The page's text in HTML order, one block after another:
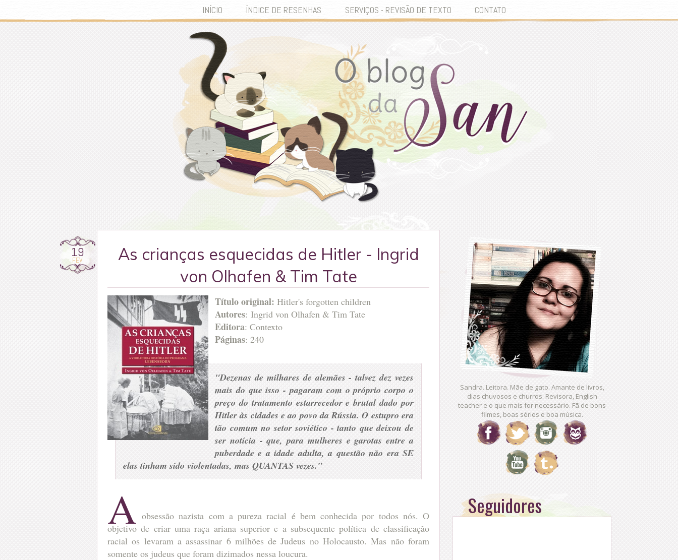
INÍCIO ÍNDICE DE RESENHAS SERVIÇOS - REVISÃO DE TEXTO CONTATO
19
FEV
As crianças esquecidas de Hitler - Ingrid
von Olhafen & Tim Tate
Título original: Hitler's forgotten children
Autores: Ingrid von Olhafen & Tim Tate
Editora: Contexto
Páginas: 240
"Dezenas de milhares de alemães - talvez dez vezes
mais do que isso - pagaram com o próprio corpo o
preço do tratamento estarrecedor e brutal dado por
Hitler às cidades e ao povo da Rússia. O estupro era
tão comum no setor soviético - tanto que deixou de
ser notícia - que, para mulheres e garotas entre a
puberdade e a idade adulta, a questão não era SE
elas tinham sido violentadas, mas QUANTAS vezes."
A obsessão nazista com a pureza racial é bem conhecida por todos nós. O
objetivo de criar uma raça ariana superior e a subsequente política de classificação
racial os levaram a assassinar 6 milhões de Judeus no Holocausto. Mas não foram
somente os judeus que foram dizimados nessa loucura.
Sandra. Leitora. Mãe de gato. Amante de livros,
dias chuvosos e churros. Revisora, English
teacher e o que mais for necessário. Fã de bons
filmes, boas séries e boa música.
Seguidores